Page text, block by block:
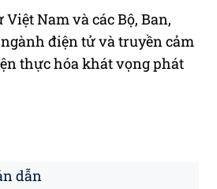
Nam và các Bộ, Ban,
điện tử và truyền cảm
thực hóa khát vọng phát
dẫn